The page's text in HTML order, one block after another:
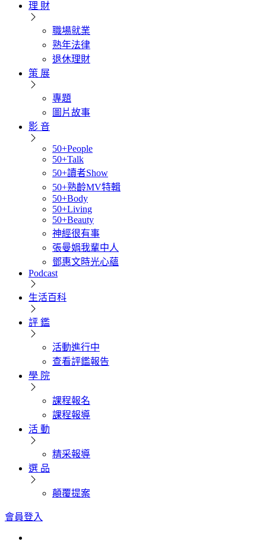
理 財
職場就業
熟年法律
退休理財
策 展
專題
圖片故事
影 音
50+People
50+Talk
50+讀者Show
50+熟齡MV特輯
50+Body
50+Living
50+Beauty
神經很有事
張曼娟我輩中人
鄧惠文時光心蘊
Podcast
生活百科
評 鑑
活動進行中
查看評鑑報告
學 院
課程報名
課程報導
活 動
精采報導
選 品
顛覆提案
會員登入